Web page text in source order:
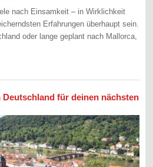
nach Einsamkeit – in Wirklichkeit
Erfahrungen überhaupt sein.
oder lange geplant nach Mallorca,
Deutschland für deinen nächsten